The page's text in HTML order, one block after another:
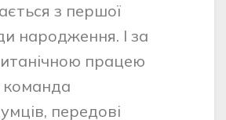
з першої
народження. І за
працею
команда
передові